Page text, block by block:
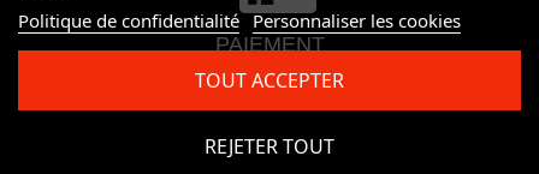
PAIEMENT
CB, Visa, Mastercard, Paypal
Politique de confidentialité Personnaliser les cookies
REJETER TOUT
TOUT ACCEPTER